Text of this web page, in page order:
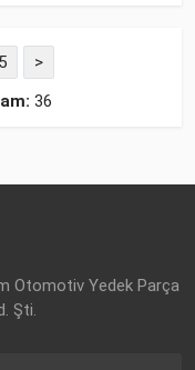
5
>
36
Otomotiv Yedek Parça
Şti.